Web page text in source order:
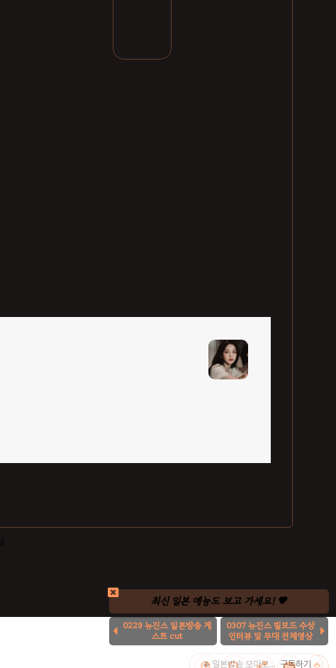
최신 일본 예능도 보고 가세요! 🧡

0229 뉴진스 일본방송 게
스트 cut
0307 뉴진스 빌보드 수상
인터뷰 및 무대 전체영상

♣ 일본방송 모아보기 ♣구독하기